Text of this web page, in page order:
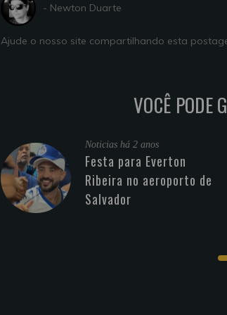
- Newton Duarte
Ajude o nosso site compartilhando esta
VOCÊ PODE
Noticias há 2 anos
Festa para Everton
Ribeira no aeroporto de
Salvador